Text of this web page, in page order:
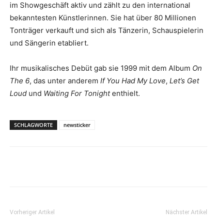
im Showgeschäft aktiv und zählt zu den international
bekanntesten Künstlerinnen. Sie hat über 80 Millionen
Tonträger verkauft und sich als Tänzerin, Schauspielerin
und Sängerin etabliert.
Ihr musikalisches Debüt gab sie 1999 mit dem Album On
The 6, das unter anderem If You Had My Love, Let’s Get
Loud und Waiting For Tonightenthielt.
SCHLAGWORTE newsticker
Vorheriger Artikel Nächster Artikel